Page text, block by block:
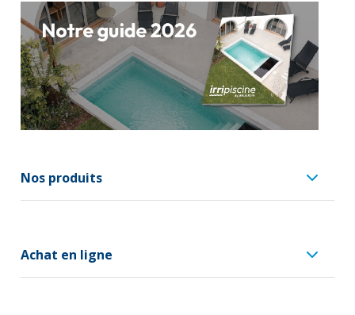
Nos produits
Achat en ligne